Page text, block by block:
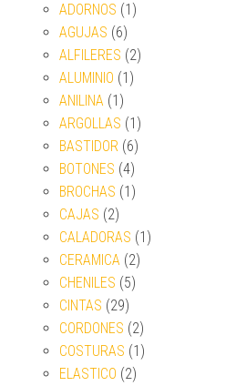
ADORNOS (1)
AGUJAS (6)
ALFILERES (2)
ALUMINIO (1)
ANILINA (1)
ARGOLLAS (1)
BASTIDOR (6)
BOTONES (4)
BROCHAS (1)
CAJAS (2)
CALADORAS (1)
CERAMICA (2)
CHENILES (5)
CINTAS (29)
CORDONES (2)
COSTURAS (1)
ELASTICO (2)